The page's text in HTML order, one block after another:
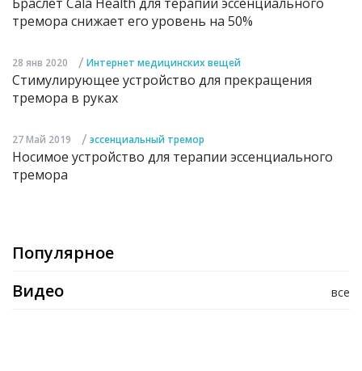
тремора снижает его уровень на 50%
28 янв 2020 / Интернет медицинских вещей
Стимулирующее устройство для прекращения
тремора в руках
27 Май 2019 / эссенциальный тремор
Носимое устройство для терапии эссенциального
тремора
Популярное
все
Видео